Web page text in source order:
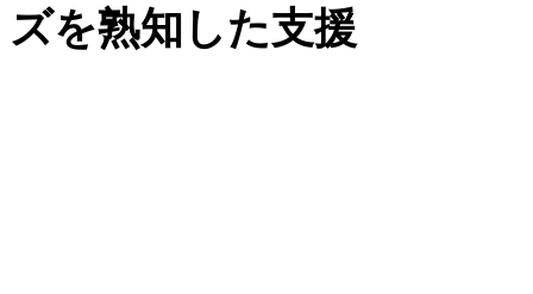
ズを熟知した支援